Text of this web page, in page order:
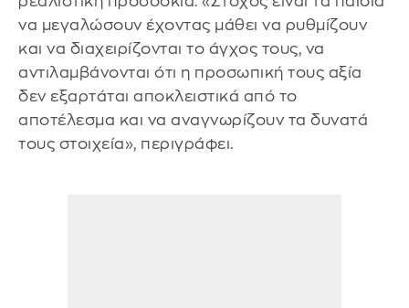
να μεγαλώσουν έχοντας μάθει να ρυθμίζουν
και να διαχειρίζονται το άγχος τους, να
αντιλαμβάνονται ότι η προσωπική τους αξία
δεν εξαρτάται αποκλειστικά από το
αποτέλεσμα και να αναγνωρίζουν τα δυνατά
τους στοιχεία», περιγράφει.